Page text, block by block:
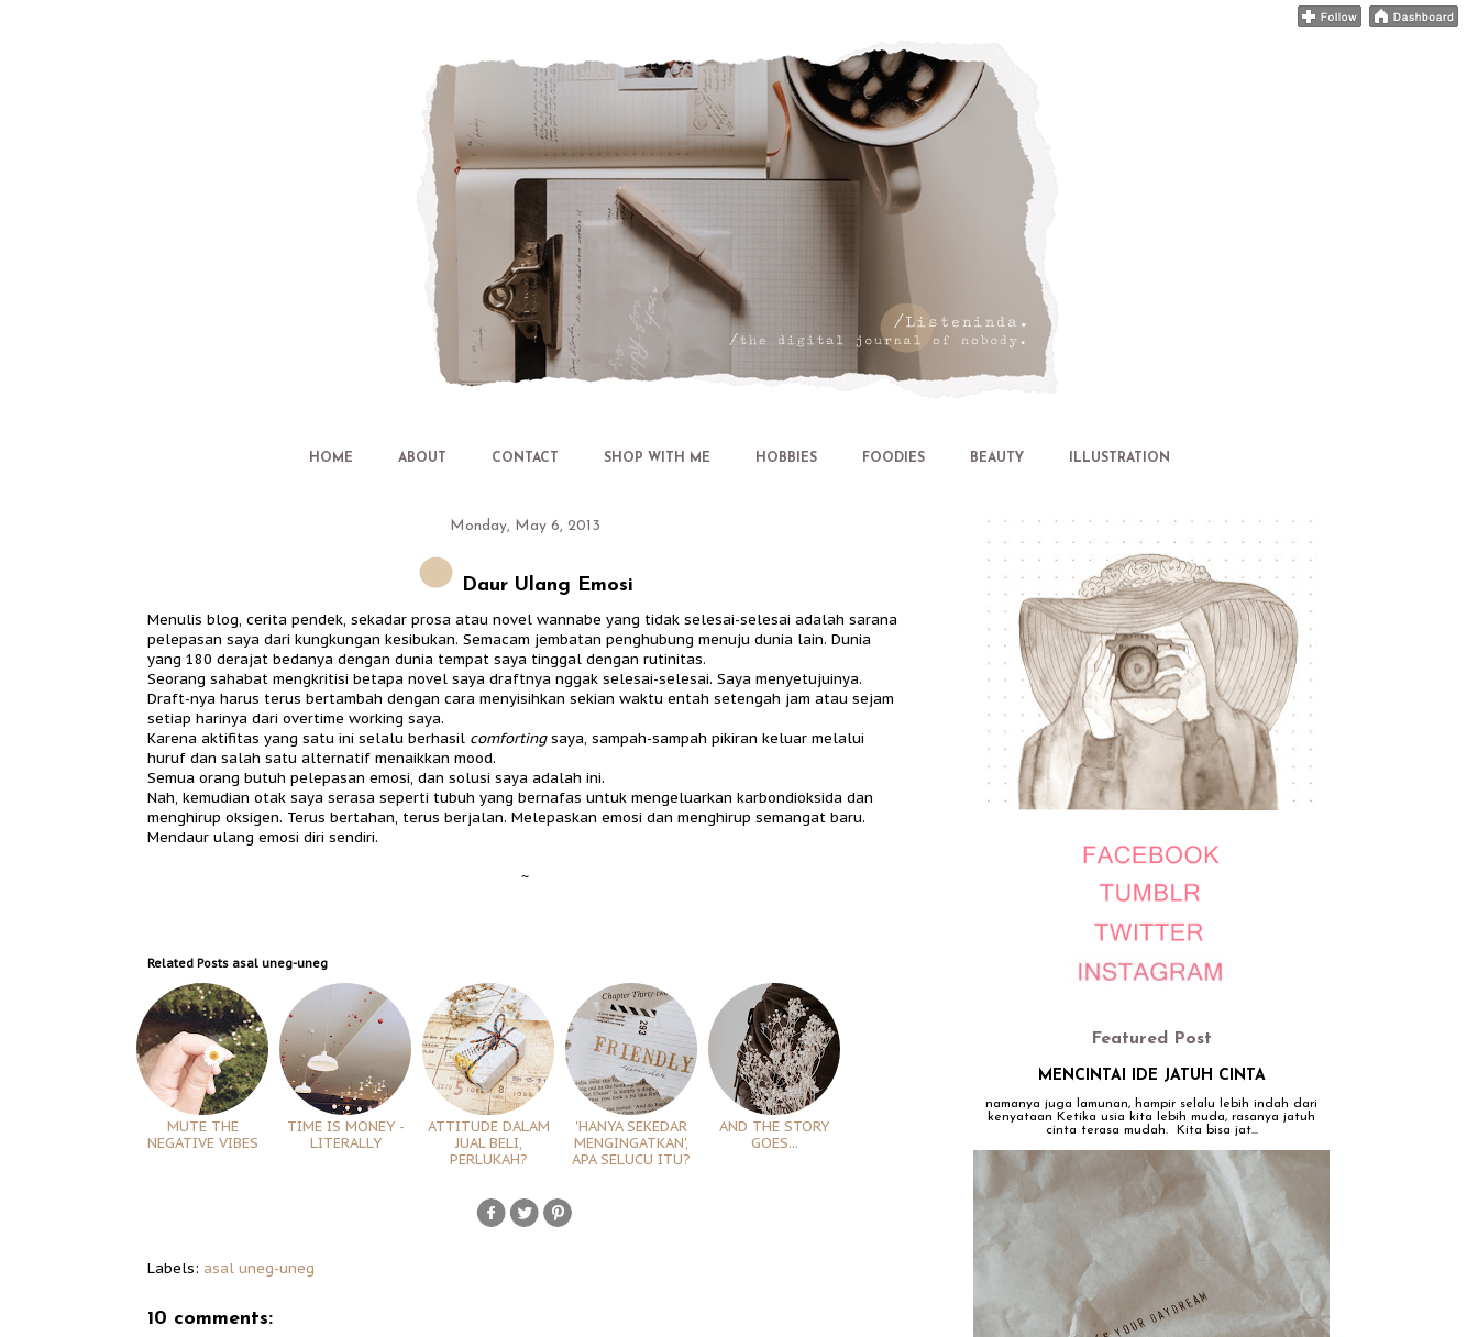
HOME ABOUT CONTACT SHOP WITH ME HOBBIES FOODIES BEAUTY ILLUSTRATION
Monday, May 6, 2013
Daur Ulang Emosi
Menulis blog, cerita pendek, sekadar prosa atau novel wannabe yang tidak selesai-selesai adalah sarana
pelepasan saya dari kungkungan kesibukan. Semacam jembatan penghubung menuju dunia lain. Dunia
yang 180 derajat bedanya dengan dunia tempat saya tinggal dengan rutinitas.
Seorang sahabat mengkritisi betapa novel saya draftnya nggak selesai-selesai. Saya menyetujuinya.
Draft-nya harus terus bertambah dengan cara menyisihkan sekian waktu entah setengah jam atau sejam
setiap harinya dari overtime working saya.
Karena aktifitas yang satu ini selalu berhasil comfortingsaya, sampah-sampah pikiran keluar melalui
huruf dan salah satu alternatif menaikkan mood.
Semua orang butuh pelepasan emosi, dan solusi saya adalah ini.
Nah, kemudian otak saya serasa seperti tubuh yang bernafas untuk mengeluarkan karbondioksida dan
menghirup oksigen. Terus bertahan, terus berjalan. Melepaskan emosi dan menghirup semangat baru.
Mendaur ulang emosi diri sendiri.
~
Related Posts asal uneg-uneg
MUTE THE
NEGATIVE VIBES
TIME IS MONEY -
LITERALLY
ATTITUDE DALAM
JUAL BELI,
PERLUKAH?
'HANYA SEKEDAR
MENGINGATKAN',
APA SELUCU ITU?
AND THE STORY
GOES...
Labels: asal uneg-uneg
10 comments:
Featured Post
MENCINTAI IDE JATUH CINTA
namanya juga lamunan, hampir selalu lebih indah dari
kenyataan Ketika usia kita lebih muda, rasanya jatuh
cinta terasa mudah. Kita bisa jat...